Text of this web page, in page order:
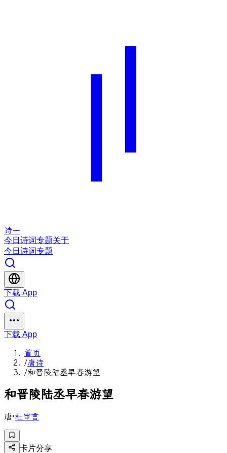
诗一
今日 诗词专题关于
今日 诗词专题
下载 App
下载 App
首页
/唐诗
/和晋陵陆丞早春游望
和晋陵陆丞早春游望
唐·杜审言
卡片分享